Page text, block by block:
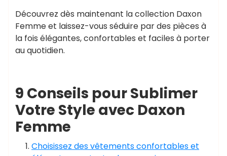
Découvrez dès maintenant la collection Daxon
Femme et laissez-vous séduire par des pièces à
la fois élégantes, confortables et faciles à porter
au quotidien.
9 Conseils pour Sublimer
Votre Style avec Daxon
Femme
Choisissez des vêtements confortables et